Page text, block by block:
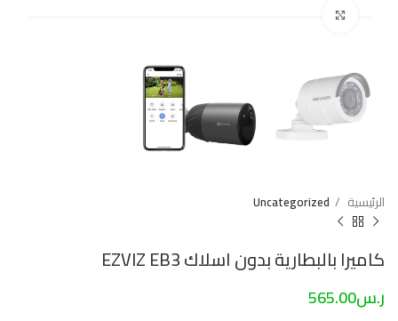
الرئيسية Uncategorized
كاميرا بالبطارية بدون اسلاك EZVIZ EB3
ر.س565.00